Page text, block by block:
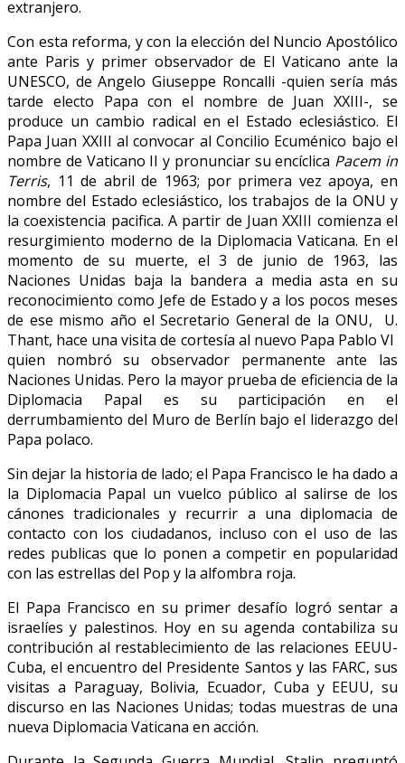
extranjero.
Con esta reforma, y con la elección del Nuncio Apostólico
ante Paris y primer observador de El Vaticano ante la
UNESCO, de Angelo Giuseppe Roncalli -quien sería más
tarde electo Papa con el nombre de Juan XXIII-, se
produce un cambio radical en el Estado eclesiástico. El
Papa Juan XXIII al convocar al Concilio Ecuménico bajo el
nombre de Vaticano II y pronunciar su encíclica Pacem in
Terris, 11 de abril de 1963; por primera vez apoya, en
nombre del Estado eclesiástico, los trabajos de la ONU y
la coexistencia pacifica. A partir de Juan XXIII comienza el
resurgimiento moderno de la Diplomacia Vaticana. En el
momento de su muerte, el 3 de junio de 1963, las
Naciones Unidas baja la bandera a media asta en su
reconocimiento como Jefe de Estado y a los pocos meses
de ese mismo año el Secretario General de la ONU, U.
Thant, hace una visita de cortesía al nuevo Papa Pablo VI
quien nombró su observador permanente ante las
Naciones Unidas. Pero la mayor prueba de eficiencia de la
Diplomacia Papal es su participación en el
derrumbamiento del Muro de Berlín bajo el liderazgo del
Papa polaco.
Sin dejar la historia de lado; el Papa Francisco le ha dado a
la Diplomacia Papal un vuelco público al salirse de los
cánones tradicionales y recurrir a una diplomacia de
contacto con los ciudadanos, incluso con el uso de las
redes publicas que lo ponen a competir en popularidad
con las estrellas del Pop y la alfombra roja.
El Papa Francisco en su primer desafío logró sentar a
israelíes y palestinos. Hoy en su agenda contabiliza su
contribución al restablecimiento de las relaciones EEUU-
Cuba, el encuentro del Presidente Santos y las FARC, sus
visitas a Paraguay, Bolivia, Ecuador, Cuba y EEUU, su
discurso en las Naciones Unidas; todas muestras de una
nueva Diplomacia Vaticana en acción.